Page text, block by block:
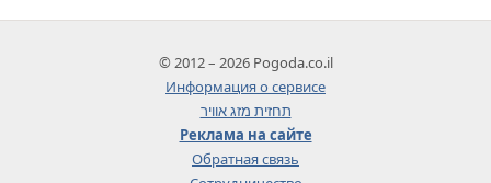
© 2012 – 2026 Pogoda.co.il
Информация о сервисе
תחזית מזג אוויר
Реклама на сайте
Обратная связь